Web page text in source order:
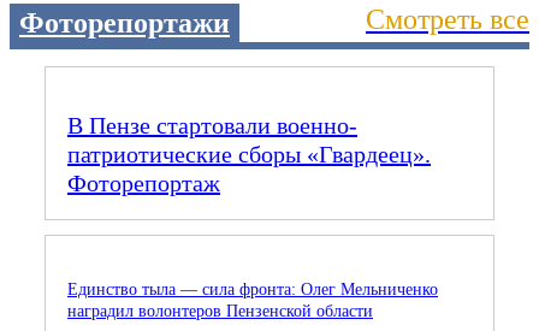
Фоторепортажи Смотреть все
В Пензе стартовали военно-
патриотические сборы «Гвардеец».
Фоторепортаж
Единство тыла — сила фронта: Олег Мельниченко
наградил волонтеров Пензенской области